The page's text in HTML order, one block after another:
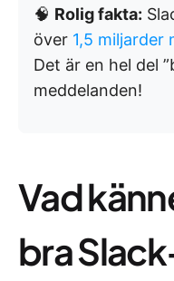
🧠 Rolig fakta:
över 1,5 miljarder
Det är en hel del
meddelanden!
Vad
bra